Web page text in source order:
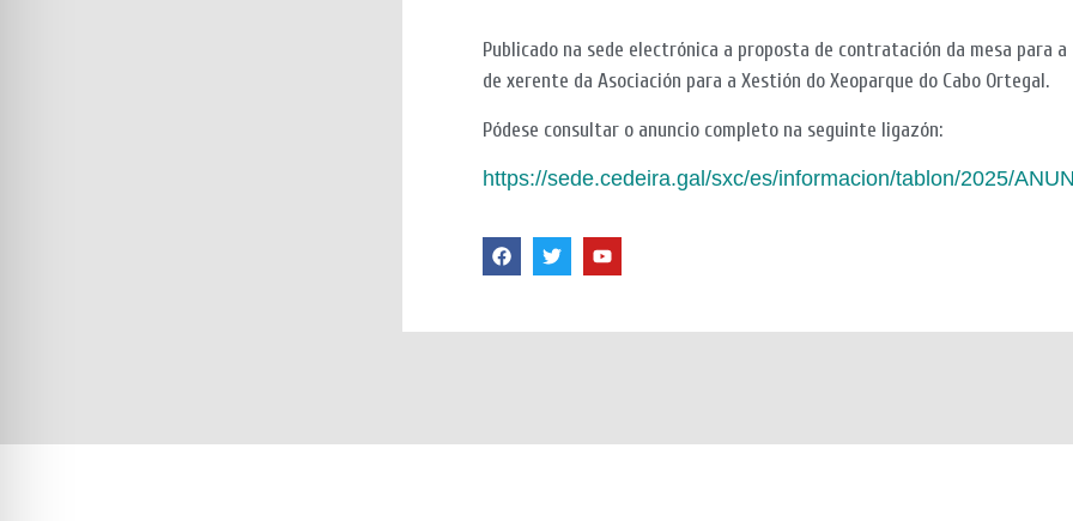
Publicado na sede electrónica a proposta de contratación da mesa para a
de xerente da Asociación para a Xestión do Xeoparque do Cabo Ortegal.
Pódese consultar o anuncio completo na seguinte ligazón:
https://sede.cedeira.gal/sxc/es/informacion/tablon/2025/